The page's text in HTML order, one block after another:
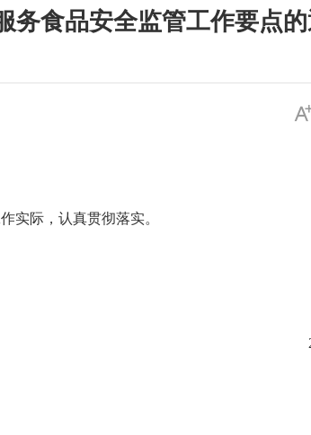
务食品安全监管工作要点
际，认真贯彻落实。